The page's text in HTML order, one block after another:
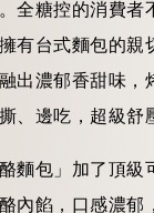
全糖控的消費者
有台式麵包的親
出濃郁香甜味，
、邊吃，超級舒
麵包」加了頂級
內餡，口感濃郁